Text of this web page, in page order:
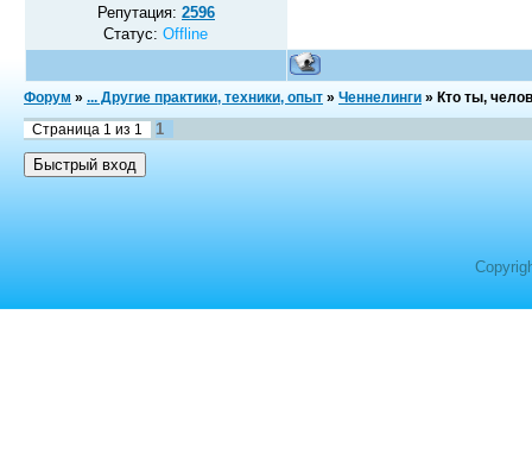
Репутация: 2596
Статус:Offline
Форум » ... Другие практики, техники, опыт » Ченнелинги » Кто ты,
Страница 1 из 1 1